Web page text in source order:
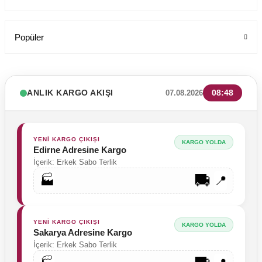
Labor Medikal Tekstil
590,00 TL
Popüler
ANLIK KARGO AKIŞI 07.08.2026 08:48
YENİ KARGO ÇIKIŞI
Edirne Adresine Kargo
İçerik: Erkek Sabo Terlik
KARGO YOLDA
🏭 🚚📍
YENİ KARGO ÇIKIŞI
Sakarya Adresine Kargo
İçerik: Erkek Sabo Terlik
KARGO YOLDA